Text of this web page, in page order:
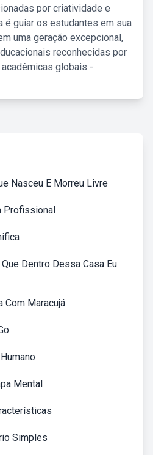
por criatividade e
é guiar os estudantes em sua
uma geração excepcional,
reconhecidas por
globais -
Nasceu E Morreu Livre
Profissional
Dentro Dessa Casa Eu
Com Maracujá
Mental
Simples